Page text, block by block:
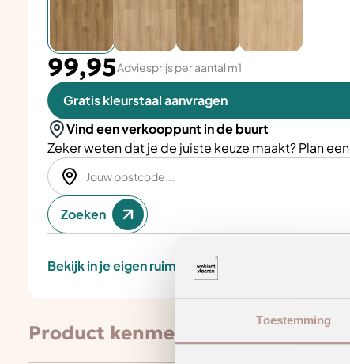
Toestemming
99,95Adviesprijs per aantal m1
Gratis kleurstaal aanvragen
Vind een verkooppunt in de buurt
Zeker weten dat je de juiste keuze maakt? Plan een
Zoeken
Bekijk in je eigen ruimte
Product kenmerken